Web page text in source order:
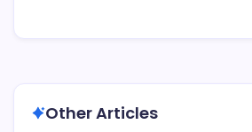
Other Articles